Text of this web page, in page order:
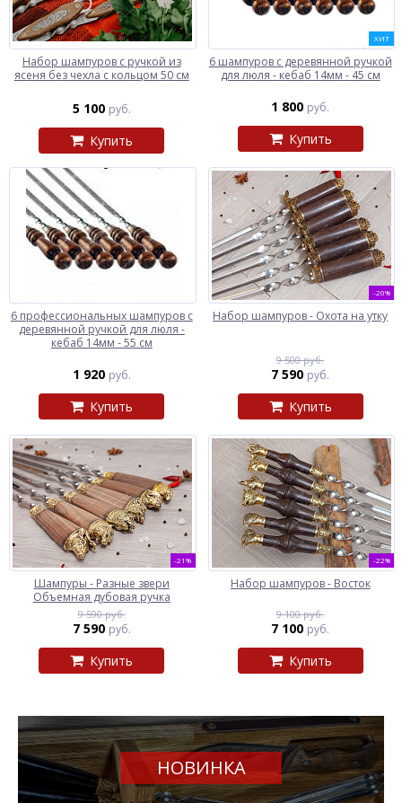
Набор шампуров с ручкой из
ясеня без чехла с кольцом 50 см
5 100 руб.
Купить
ХИТ
6 шампуров с деревянной ручкой
для люля - кебаб 14мм - 45 см
1 800 руб.
Купить
6 профессиональных шампуров с
деревянной ручкой для люля -
кебаб 14мм - 55 см
1 920 руб.
Купить
-20%
Набор шампуров - Охота на утку
9 500 руб.
7 590 руб.
Купить
-21%
Шампуры - Разные звери
Объемная дубовая ручка
9 590 руб.
7 590 руб.
Купить
-22%
Набор шампуров - Восток
9 100 руб.
7 100 руб.
Купить
НОВИНКА